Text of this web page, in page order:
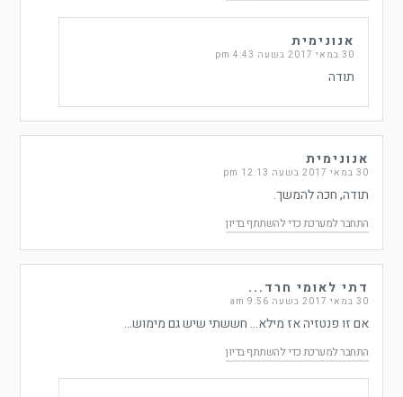
אנונימית
30 במאי 2017 בשעה 4:43 pm
תודה
אנונימית
30 במאי 2017 בשעה 12:13 pm
תודה, חכה להמשך.
התחבר למערכת כדי להשתתף בדיון
דתי לאומי חרד...
30 במאי 2017 בשעה 9:56 am
אם זו פנטזיה אז מילא… חששתי שיש גם מימוש…
התחבר למערכת כדי להשתתף בדיון